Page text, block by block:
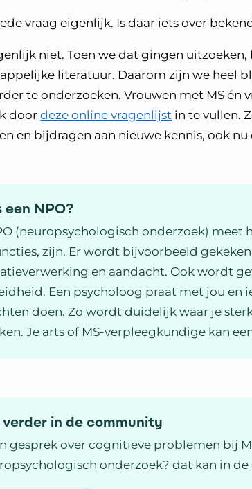
vraag eigenlijk. Is daar iets over
niet. Toen we dat gingen
literatuur. Daarom zijn we heel
te onderzoeken. Vrouwen met MS én
doordeze online vragenlijst in te vullen.
en bijdragen aan nieuwe kennis, ook
een NPO?
(neuropsychologisch onderzoek)
zijn. Er wordt bijvoorbeeld
en aandacht. Ook wordt
Een psycholoog praat met jou en
doen. Zo wordt duidelijk waar je
Je arts of MS-verpleegkundige kan
in de community
gesprek over cognitieve problemen bij
onderzoek? dat kan in